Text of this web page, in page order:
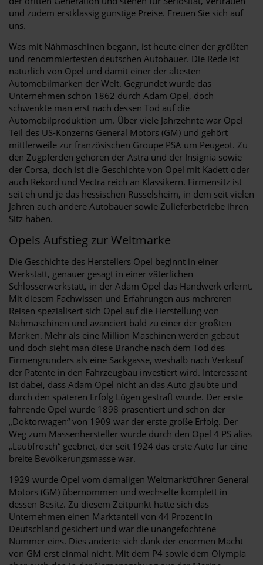
und zudem erstklassig günstige Preise. Freuen Sie sich auf
uns.
Was mit Nähmaschinen begann, ist heute einer der größten
und renommiertesten deutschen Autobauer. Die Rede ist
natürlich von Opel und damit einer der ältesten
Automobilmarken der Welt. Gegründet wurde das
Unternehmen schon 1862 durch Adam Opel, doch
schwenkte man erst nach dessen Tod auf die
Automobilproduktion um. Über viele Jahrzehnte war Opel
Teil des US-Konzerns General Motors (GM) und gehört
mittlerweile zur französischen Groupe PSA um Peugeot. Zu
den Zugpferden gehören der Astra und der Insignia sowie
der Corsa, doch ist die Geschichte von Opel mit Kadett oder
auch Rekord und Vectra reich an Klassikern. Firmensitz ist
seit eh und je das hessischen Rüsselsheim, in dem seit vielen
Jahren auch andere Autobauer sowie Zulieferbetriebe ihren
Sitz haben.
Opels Aufstieg zur Weltmarke
Die Geschichte des Herstellers Opel beginnt in einer
Werkstatt, genauer gesagt in einer väterlichen
Schlosserwerkstatt, in der Adam Opel das Handwerk erlernt.
Mit diesem Fachwissen und Erfahrungen aus mehreren
Reisen spezialisert sich Opel auf die Herstellung von
Nähmaschinen und avanciert bald zu einer der größten
Marken. Mehr als eine Million Maschinen werden gebaut
und doch sieht man diese Branche nach dem Tod des
Firmengründers als eine Sackgasse, weshalb nach Verkauf
der Patente in den Fahrzeugbau investiert wird. Interessant
ist dabei, dass Adam Opel nicht an das Auto glaubte und
durch den späteren Erfolg Lügen gestraft wurde. Der erste
fahrende Opel wurde 1898 präsentiert und schon der
„Doktorwagen“ von 1909 war der erste große Erfolg. Der
Weg zum Massenhersteller wurde durch den Opel 4 PS alias
„Laubfrosch“ geebnet, der seit 1924 das erste Auto für eine
breite Bevölkerungsmasse war.
1929 wurde Opel vom damaligen Weltmarktführer General
Motors (GM) übernommen und wechselte komplett in
dessen Besitz. Zu diesem Zeitpunkt hatte sich das
Unternehmen einen Marktanteil von 44 Prozent in
Deutschland gesichert und war die unangefochtene
Nummer eins. Dies änderte sich dank der enormen Macht
von GM erst einmal nicht. Mit dem P4 sowie dem Olympia